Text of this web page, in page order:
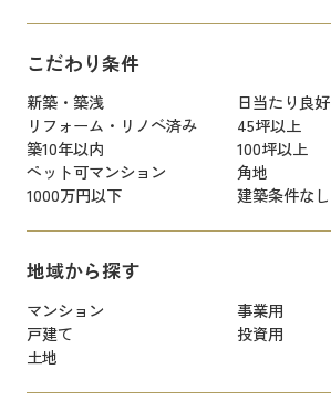
こだわり条件
新築・築浅
日当たり良好
リフォーム・リノベ済み
45坪以上
築10年以内
100坪以上
ペット可マンション
角地
1000万円以下
建築条件なし
地域から探す
マンション
事業用
戸建て
投資用
土地